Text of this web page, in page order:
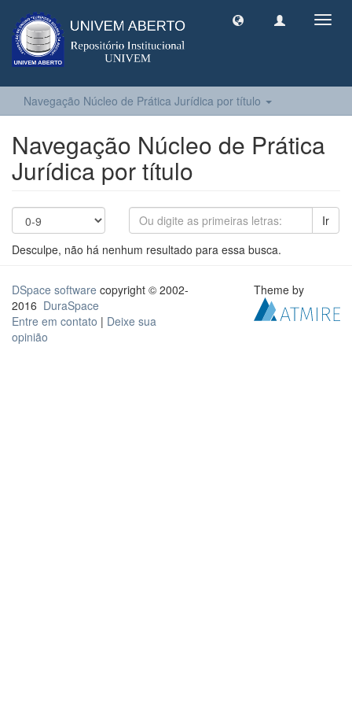
Navegação Núcleo de Prática Jurídica por título
Navegação Núcleo de Prática
Jurídica por título
Ir
Desculpe, não há nenhum resultado para essa busca.
DSpace software copyright © 2002-
2016 DuraSpace
Entre em contato | Deixe sua
opinião
Theme by